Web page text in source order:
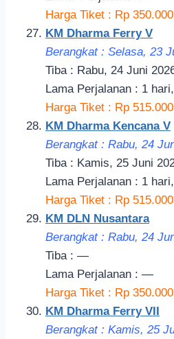
Harga Tiket : Rp
KM Dharma Ferry V
Berangkat : Selasa, 23
Tiba : Rabu, 24 Juni
Lama Perjalanan : 1
Harga Tiket : Rp
KM Dharma Kencana V
Berangkat : Rabu, 24
Tiba : Kamis, 25 Juni
Lama Perjalanan : 1
Harga Tiket : Rp
KM DLN Nusantara
Berangkat : Rabu, 24
Tiba : —
Lama Perjalanan : —
Harga Tiket : Rp
KM Dharma Ferry VII
Berangkat : Kamis, 25